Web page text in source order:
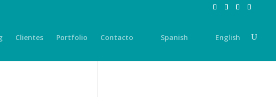
Clientes Portfolio Contacto Spanish English